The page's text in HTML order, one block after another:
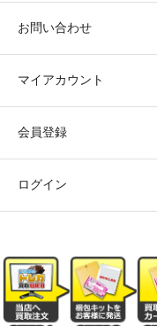
お問い合わせ
マイアカウント
会員登録
ログイン